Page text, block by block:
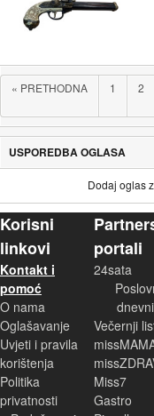
« PRETHODNA 1 2
USPOREDBA OGLASA
Dodaj oglas
Korisni
linkovi
Kontakt i
pomoć
O nama
Oglašavanje
Uvjeti i pravila
korištenja
Politika
privatnosti
portali
24sata
Večernji
Miss7
Gastro